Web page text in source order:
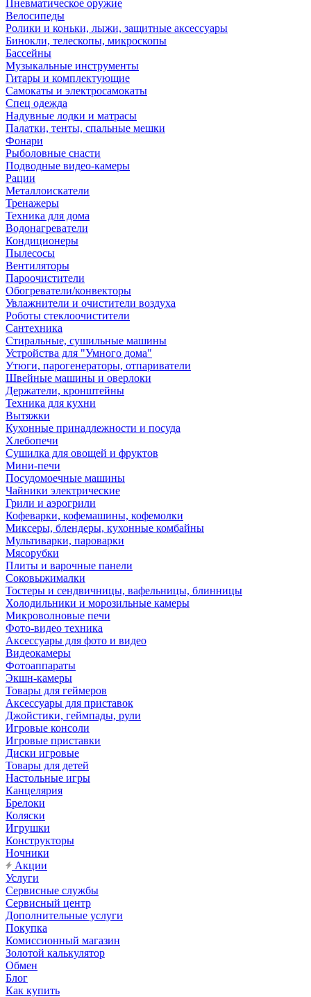
Пневматическое оружие
Велосипеды
Ролики и коньки, лыжи, защитные аксессуары
Бинокли, телескопы, микроскопы
Бассейны
Музыкальные инструменты
Гитары и комплектующие
Самокаты и электросамокаты
Спец одежда
Надувные лодки и матрасы
Палатки, тенты, спальные мешки
Фонари
Рыболовные снасти
Подводные видео-камеры
Рации
Металлоискатели
Тренажеры
Техника для дома
Водонагреватели
Кондиционеры
Пылесосы
Вентиляторы
Пароочистители
Обогреватели/конвекторы
Увлажнители и очистители воздуха
Роботы стеклоочистители
Сантехника
Стиральные, сушильные машины
Устройства для "Умного дома"
Утюги, парогенераторы, отпариватели
Швейные машины и оверлоки
Держатели, кронштейны
Техника для кухни
Вытяжки
Кухонные принадлежности и посуда
Хлебопечи
Сушилка для овощей и фруктов
Мини-печи
Посудомоечные машины
Чайники электрические
Грили и аэрогрили
Кофеварки, кофемашины, кофемолки
Миксеры, блендеры, кухонные комбайны
Мультиварки, пароварки
Мясорубки
Плиты и варочные панели
Соковыжималки
Тостеры и сендвичницы, вафельницы, блинницы
Холодильники и морозильные камеры
Микроволновые печи
Фото-видео техника
Аксессуары для фото и видео
Видеокамеры
Фотоаппараты
Экшн-камеры
Товары для геймеров
Аксессуары для приставок
Джойстики, геймпады, рули
Игровые консоли
Игровые приставки
Диски игровые
Товары для детей
Настольные игры
Канцелярия
Брелоки
Коляски
Игрушки
Конструкторы
Ночники
Акции
Услуги
Сервисные службы
Сервисный центр
Дополнительные услуги
Покупка
Комиссионный магазин
Золотой калькулятор
Обмен
Блог
Как купить